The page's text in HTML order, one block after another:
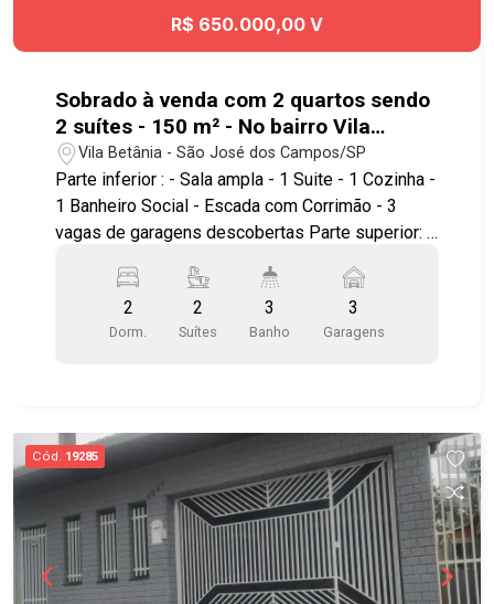
R$ 650.000,00 V
Sobrado à venda com 2 quartos sendo
2 suítes - 150 m² - No bairro Vila
Betânia - SJC
Vila Betânia - São José dos Campos/SP
Parte inferior : - Sala ampla - 1 Suite - 1 Cozinha -
1 Banheiro Social - Escada com Corrimão - 3
vagas de garagens descobertas Parte superior: -
Todos ambientes com piso frio Terraço : - Amplo
e uma área coberta com piso frio Excelente
localização , próximo ao Hospital Antoninho da
Heitor Villa Lobos , Avenida Francisco Jose
Longo , Av. Benedito Deputado Matarazzo, Anel
Viário e à Rodovia Presidente Dutra, Acesso fácil
á diversas regiões da cidade. Agende já sua
visita!! #vilabetânia #casavenda #imobiliaria
#geracaoimoveis
2
Dorm.
2
Suítes
3
Banho
3
Garagens
Cód. 19285